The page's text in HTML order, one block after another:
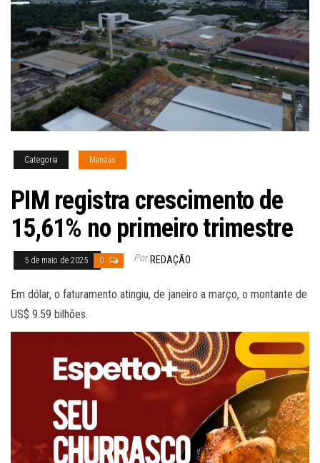
Categoria Manaus
PIM registra crescimento de
15,61% no primeiro trimestre
5 de maio de 2025 0 Por REDAÇÃO
Em dólar, o faturamento atingiu, de janeiro a março, o montante de
US$ 9.59 bilhões.